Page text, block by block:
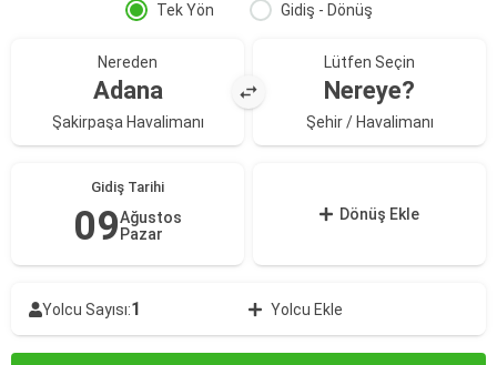
Tek Yön Gidiş - Dönüş
Nereden
Adana
Şakirpaşa Havalimanı
Lütfen Seçin
Nereye?
Şehir / Havalimanı
Gidiş Tarihi
09Ağustos
Pazar
Dönüş Ekle
Yolcu Sayısı:1 Yolcu Ekle